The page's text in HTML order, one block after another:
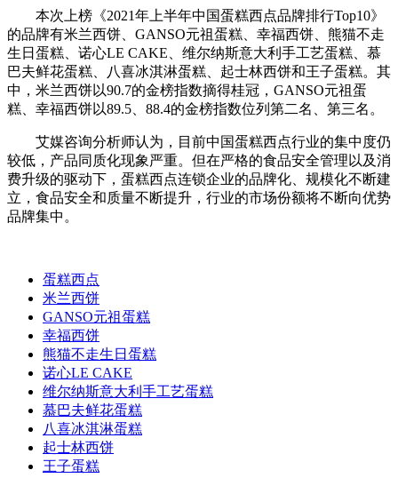
本次上榜《2021年上半年中国蛋糕西点品牌排行Top10》
的品牌有米兰西饼、GANSO元祖蛋糕、幸福西饼、熊猫不走
生日蛋糕、诺心LE CAKE、维尔纳斯意大利手工艺蛋糕、慕
巴夫鲜花蛋糕、八喜冰淇淋蛋糕、起士林西饼和王子蛋糕。其
中，米兰西饼以90.7的金榜指数摘得桂冠，GANSO元祖蛋
糕、幸福西饼以89.5、88.4的金榜指数位列第二名、第三名。
艾媒咨询分析师认为，目前中国蛋糕西点行业的集中度仍
较低，产品同质化现象严重。但在严格的食品安全管理以及消
费升级的驱动下，蛋糕西点连锁企业的品牌化、规模化不断建
立，食品安全和质量不断提升，行业的市场份额将不断向优势
品牌集中。
蛋糕西点
米兰西饼
GANSO元祖蛋糕
幸福西饼
熊猫不走生日蛋糕
诺心LE CAKE
维尔纳斯意大利手工艺蛋糕
慕巴夫鲜花蛋糕
八喜冰淇淋蛋糕
起士林西饼
王子蛋糕